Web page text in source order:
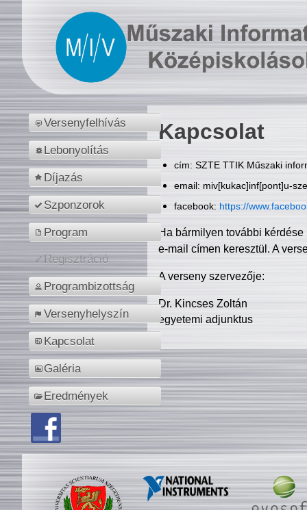
Versenyfelhívás
Lebonyolítás
Díjazás
Szponzorok
Program
Regisztráció
Programbizottság
Versenyhelyszín
Kapcsolat
Galéria
Eredmények
Kapcsolat
cím: SZTE TTIK Műszaki
email: miv[kukac]inf[pont]u-
facebook: https://
Ha bármilyen további
e-mail címen keresztül. A
A verseny szervezője:
Dr. Kincses Zoltán
egyetemi adjunktus